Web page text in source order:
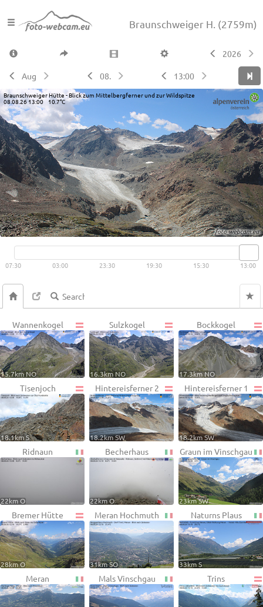
Braunschweiger H. (2759m)
2026
Aug 08. 13:00
Braunschweiger Hütte - Blick zum Mittelbergferner und zur Wildspitze
08.08.26 13:00 10.7°C
Live video available → View
07:30 03:00 23:30 19:30 15:30 13:00
Wannenkogel
15.7km NO
Sulzkogel
16.3km NO
Bockkogel
17.3km NO
Tisenjoch
18.1km S
Hintereisferner 2
18.2km SW
Hintereisferner 1
18.2km SW
Ridnaun
22km O
Becherhaus
22km O
Graun im Vinschgau
23km SW
Bremer Hütte
28km O
Meran Hochmuth
31km SO
Naturns Plaus
33km S
Meran Mals Vinschgau Trins